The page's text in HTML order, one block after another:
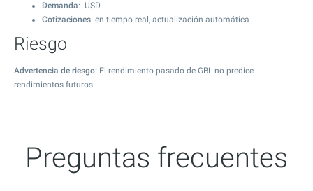
Demanda: USD
Cotizaciones: en tiempo real, actualización automática
Riesgo
Advertencia de riesgo: El rendimiento pasado de GBL no predice
rendimientos futuros.
Preguntas frecuentes